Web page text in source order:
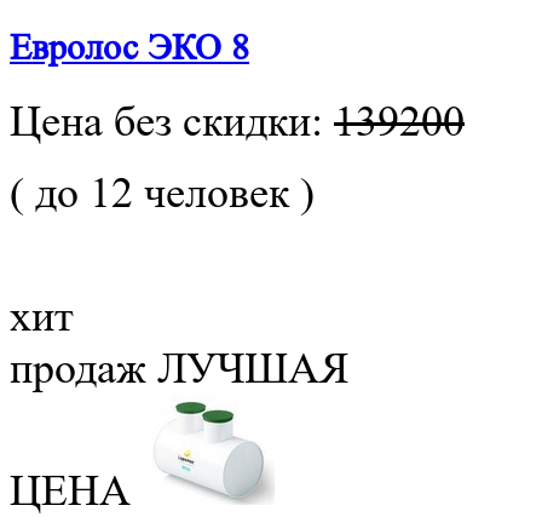
Евролос ЭКО 8
Цена без скидки: 139200
( до 12 человек )
хит
продаж ЛУЧШАЯ
ЦЕНА